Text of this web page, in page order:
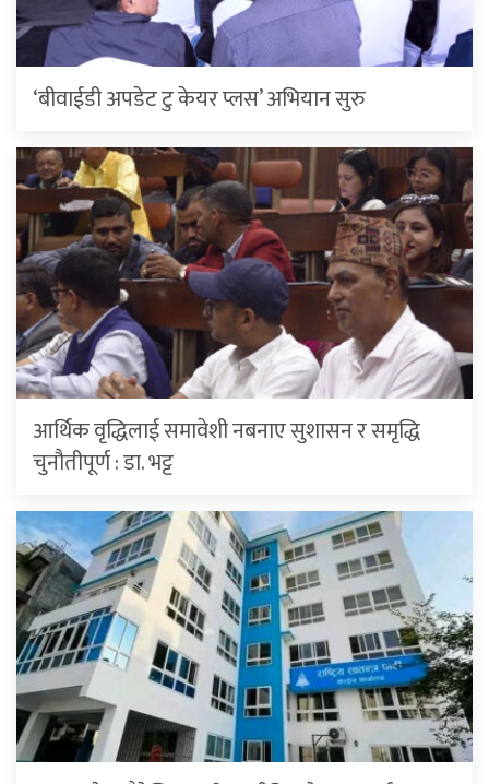
‘बीवाईडी अपडेट टु केयर प्लस’ अभियान सुरु
आर्थिक वृद्धिलाई समावेशी नबनाए सुशासन र समृद्धि
चुनौतीपूर्ण : डा. भट्ट